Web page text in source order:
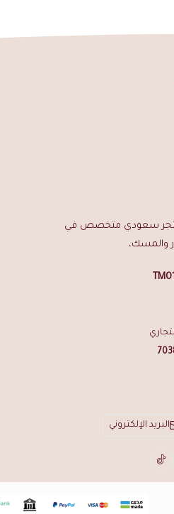
سعودي متخصص في
والمسك،
البريد الإلكتروني